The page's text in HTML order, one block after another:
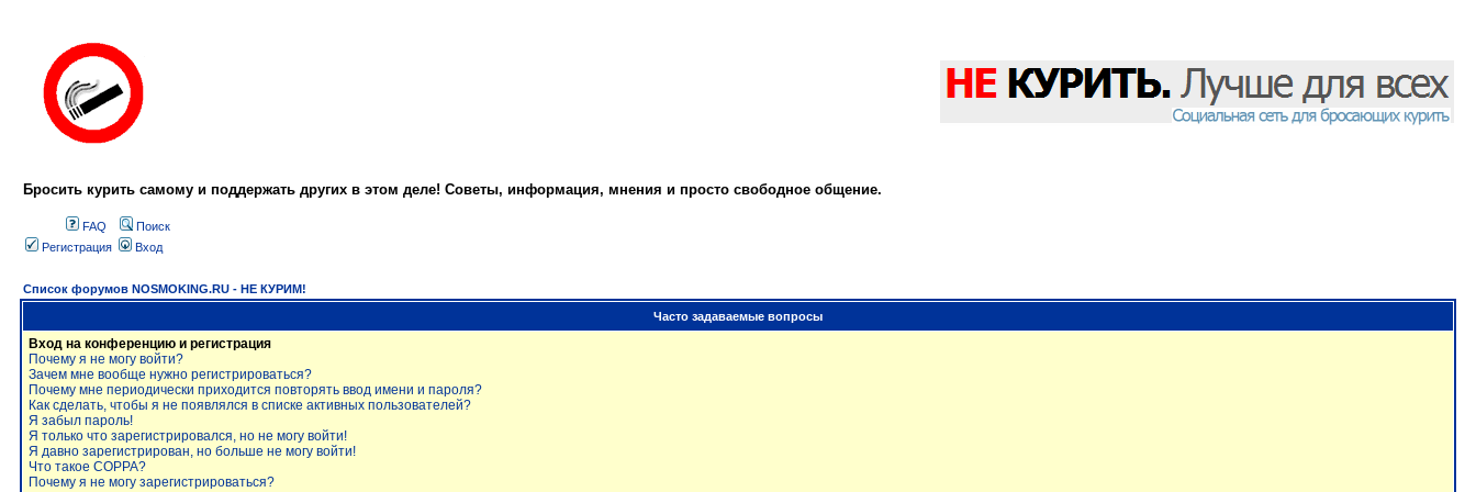
Бросить курить самому и поддержать других в этом деле! Советы, информация, мнения и просто свободное общение.
FAQ
Поиск
Регистрация
Вход
Список форумов NOSMOKING.RU - НЕ КУРИМ!
Часто задаваемые вопросы
Вход на конференцию и регистрация
Почему я не могу войти?
Зачем мне вообще нужно регистрироваться?
Почему мне периодически приходится повторять ввод имени и пароля?
Как сделать, чтобы я не появлялся в списке активных пользователей?
Я забыл пароль!
Я только что зарегистрировался, но не могу войти!
Я давно зарегистрирован, но больше не могу войти!
Что такое COPPA?
Почему я не могу зарегистрироваться?